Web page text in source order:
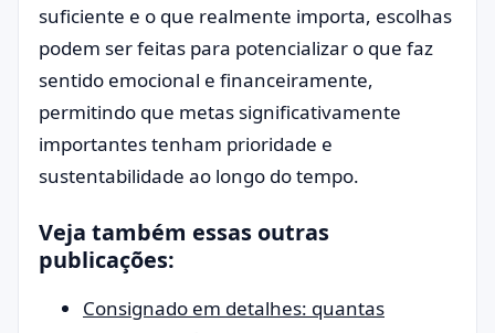
suficiente e o que realmente importa, escolhas
podem ser feitas para potencializar o que faz
sentido emocional e financeiramente,
permitindo que metas significativamente
importantes tenham prioridade e
sustentabilidade ao longo do tempo.
Veja também essas outras
publicações:
Consignado em detalhes: quantas